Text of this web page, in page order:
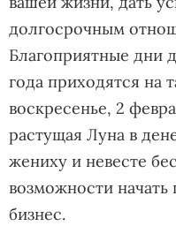
долгосрочным
Благоприятные дни
года приходятся на
воскресенье, 2
растущая Луна в
жениху и невесте
возможности
бизнес.